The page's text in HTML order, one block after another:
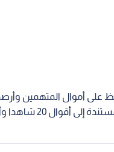
على أموال المتهمين
الهاربين على قوائم